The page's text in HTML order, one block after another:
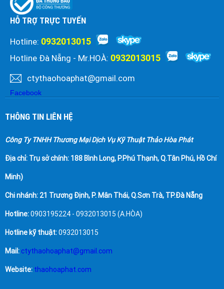
HỖ TRỢ TRỰC TUYẾN
Hotline: 0932013015
Hotline Đà Nẵng - Mr.HOÀ: 0932013015
ctythaohoaphat@gmail.com
Facebook
THÔNG TIN LIÊN HỆ
Công Ty TNHH Thương Mại Dịch Vụ Kỹ Thuật Thảo Hòa Phát
Địa chỉ: Trụ sở chính: 188 Bình Long, P.Phú Thạnh, Q.Tân Phú, Hồ Chí
Minh)
Chi nhánh: 21 Trương Định, P. Mân Thái, Q.Sơn Trà, TP.Đà Nẵng
Hotline:0903195224 - 0932013015 (A.HÒA)
Hotline kỹ thuật:0932013015
Mail: ctythaohoaphat@gmail.com
Website: thaohoaphat.com